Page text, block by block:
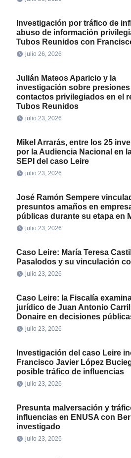
Investigación por tráfico de
abuso de información
Tubos Reunidos con
julio 26, 2026
Julián Mateos Aparicio y la
investigación sobre presiones
contactos privilegiados en el
Tubos Reunidos
julio 23, 2026
Mikel Arrarás, entre los 25
por la Audiencia Nacional en
SEPI del caso Leire
julio 23, 2026
José Ramón Sempere
presuntos amaños en
públicas durante su etapa en
julio 23, 2026
Caso Leire: María Teresa
Pasalodos y su vinculación
julio 23, 2026
Caso Leire: la Fiscalía
jurídico de Juan Antonio
Donaire en decisiones
julio 23, 2026
Investigación del caso Leire
Francisco Javier López
posible tráfico de influencias
julio 23, 2026
Presunta malversación y
influencias en ENUSA con
investigado
julio 23, 2026